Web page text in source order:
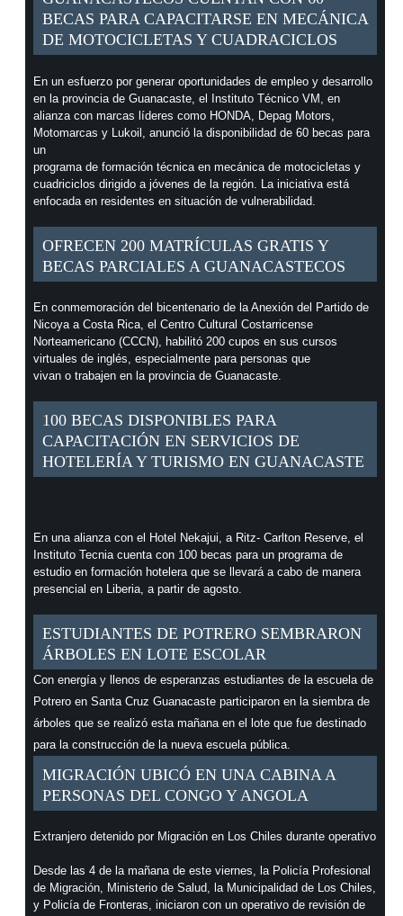
BECAS PARA CAPACITARSE EN MECÁNICA
DE MOTOCICLETAS Y CUADRACICLOS
En un esfuerzo por generar oportunidades de empleo y desarrollo
en la provincia de Guanacaste, el Instituto Técnico VM, en
alianza con marcas líderes como HONDA, Depag Motors,
Motomarcas y Lukoil, anunció la disponibilidad de 60 becas para
un
programa de formación técnica en mecánica de motocicletas y
cuadriciclos dirigido a jóvenes de la región. La iniciativa está
enfocada en residentes en situación de vulnerabilidad.
OFRECEN 200 MATRÍCULAS GRATIS Y
BECAS PARCIALES A GUANACASTECOS
En conmemoración del bicentenario de la Anexión del Partido de
Nicoya a Costa Rica, el Centro Cultural Costarricense
Norteamericano (CCCN), habilitó 200 cupos en sus cursos
virtuales de inglés, especialmente para personas que
vivan o trabajen en la provincia de Guanacaste.
100 BECAS DISPONIBLES PARA
CAPACITACIÓN EN SERVICIOS DE
HOTELERÍA Y TURISMO EN GUANACASTE
En una alianza con el Hotel Nekajui, a Ritz- Carlton Reserve, el
Instituto Tecnia cuenta con 100 becas para un programa de
estudio en formación hotelera que se llevará a cabo de manera
presencial en Liberia, a partir de agosto.
ESTUDIANTES DE POTRERO SEMBRARON
ÁRBOLES EN LOTE ESCOLAR
Con energía y llenos de esperanzas estudiantes de la escuela de
Potrero en Santa Cruz Guanacaste participaron en la siembra de
árboles que se realizó esta mañana en el lote que fue destinado
para la construcción de la nueva escuela pública.
MIGRACIÓN UBICÓ EN UNA CABINA A
PERSONAS DEL CONGO Y ANGOLA
Extranjero detenido por Migración en Los Chiles durante operativo
Desde las 4 de la mañana de este viernes, la Policía Profesional
de Migración, Ministerio de Salud, la Municipalidad de Los Chiles,
y Policía de Fronteras, iniciaron con un operativo de revisión de